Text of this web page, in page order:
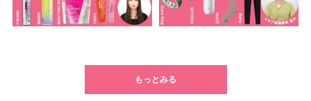
もっとみる